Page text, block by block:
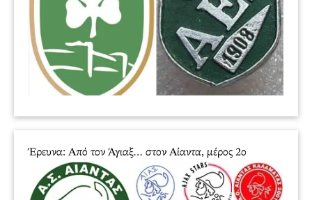
Έρευνα: Από τον Άγιαξ… στον Αίαντα, μέρος 2ο